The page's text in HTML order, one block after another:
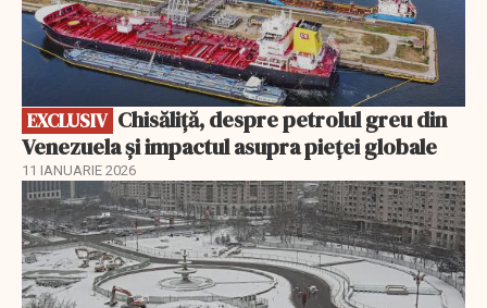
EXCLUSIV
Venezuela și impactul asupra pieței globale
11 IANUARIE 2026